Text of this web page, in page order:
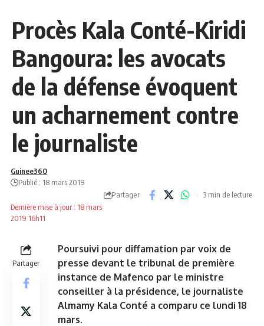
Procès Kala Conté-Kiridi
Bangoura: les avocats
de la défense évoquent
un acharnement contre
le journaliste
Dernière mise à jour : 18 mars
2019 16h11
Guinee360
Publié : 18 mars 2019
Partager
3 min de lecture
Partager
Poursuivi pour diffamation par voix de
presse devant le tribunal de première
instance de Mafenco par le ministre
conseiller à la présidence, le journaliste
Almamy Kala Conté a comparu ce lundi 18
mars.